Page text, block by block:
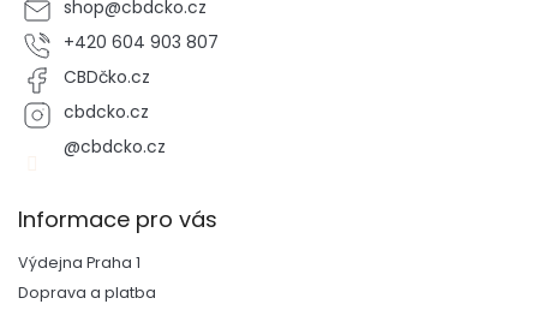
shop@cbdcko.cz
+420 604 903 807
CBDčko.cz
cbdcko.cz
@cbdcko.cz
Informace pro vás
Výdejna Praha 1
Doprava a platba